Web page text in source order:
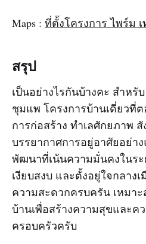
Maps : ที่ตั้งโครงการ ไพร์ม
สรุป
เป็นอย่างไรกันบ้างคะ สำหรั
ชุมแพ โครงการบ้านเดี่ยวที่
การก่อสร้าง ทำเลศักยภาพ
บรรยากาศการอยู่อาศัยอย่า
พัฒนาที่เน้นความมั่นคงในระ
เงียบสงบ และตั้งอยู่ใจกลาง
ความสะดวกครบครัน เหมา
บ้านเพื่อสร้างความสุขและค
ครอบครัวครับ